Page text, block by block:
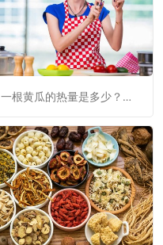
一根黄瓜的热量是多少？黄